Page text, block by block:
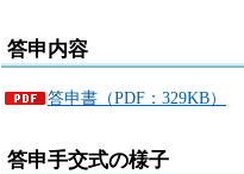
答申内容
答申書（PDF：329KB）
答申手交式の様子